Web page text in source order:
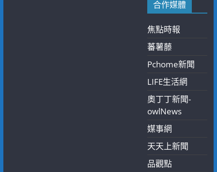
合作媒體
焦點時報
蕃薯藤
Pchome新聞
LIFE生活網
奧丁丁新聞-
owlNews
媒事網
天天上新聞
品觀點